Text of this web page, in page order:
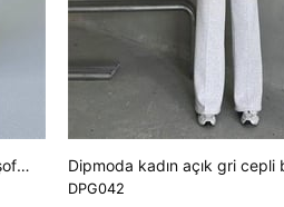
Kadın dikiş detaylı pamuklu tam boy eşofman altı DPG107
DPG042